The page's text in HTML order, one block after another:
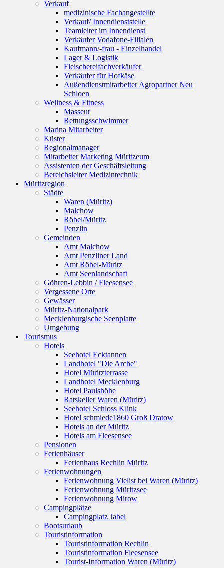
Verkauf
medizinische Fachangestellte
Verkauf/ Innendienststelle
Teamleiter im Innendienst
Verkäufer Vodafone-Filialen
Kaufmann/-frau - Einzelhandel
Lager & Logistik
Fleischereifachverkäufer
Verkäufer für Hofkäse
Außendienstmitarbeiter Agropartner Neu
Schloen
Wellness & Fitness
Masseur
Rettungsschwimmer
Marina Mitarbeiter
Küster
Regionalmanager
Mitarbeiter Marketing Müritzeum
Assistenten der Geschäftsleitung
Bereichsleiter Medizintechnik
Müritzregion
Städte
Waren (Müritz)
Malchow
Röbel/Müritz
Penzlin
Gemeinden
Amt Malchow
Amt Penzliner Land
Amt Röbel-Müritz
Amt Seenlandschaft
Göhren-Lebbin / Fleesensee
Vergessene Orte
Gewässer
Müritz-Nationalpark
Mecklenburgische Seenplatte
Umgebung
Tourismus
Hotels
Seehotel Ecktannen
Landhotel "Die Arche"
Hotel Müritzterrasse
Landhotel Mecklenburg
Hotel Paulshöhe
Ratskeller Waren (Müritz)
Seehotel Schloss Klink
Hotel schmiede1860 Groß Dratow
Hotels an der Müritz
Hotels am Fleesensee
Pensionen
Ferienhäuser
Ferienhaus Rechlin Müritz
Ferienwohnungen
Ferienwohnung Vielist bei Waren (Müritz)
Ferienwohnung Müritzsee
Ferienwohnung Mirow
Campingplätze
Campingplatz Jabel
Bootsurlaub
Touristinformation
Touristinformation Rechlin
Touristinformation Fleesensee
Tourist-Information Waren (Müritz)